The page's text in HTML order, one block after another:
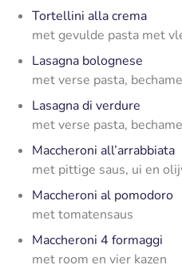
Tortellini alla crema
met gevulde pasta met
Lasagna bolognese
met verse pasta,
Lasagna di verdure
met verse pasta,
Maccheroni all’arrabbiata
met pittige saus, ui en
Maccheroni al pomodoro
met tomatensaus
Maccheroni 4 formaggi
met room en vier kazen